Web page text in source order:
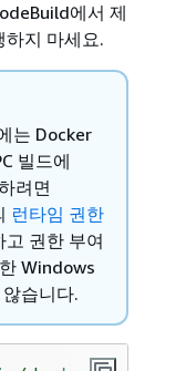
에서 제
하지 마세요.
는 Docker
빌드에
려면
런타임 권한
고 권한 부여
Windows
습니다.